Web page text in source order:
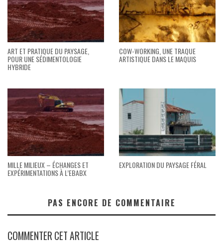
ART ET PRATIQUE DU PAYSAGE,
POUR UNE SÉDIMENTOLOGIE
HYBRIDE
COW-WORKING, UNE TRAQUE
ARTISTIQUE DANS LE MAQUIS
MILLE MILIEUX – ÉCHANGES ET
EXPÉRIMENTATIONS À L’EBABX
EXPLORATION DU PAYSAGE FÉRAL
PAS ENCORE DE COMMENTAIRE
COMMENTER CET ARTICLE